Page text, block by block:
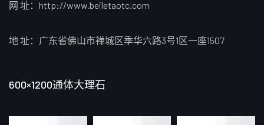
网 址：http://www.beiletaotc.com
地 址：广东省佛山市禅城区季华六路3号1区一座1507
600×1200通体大理石